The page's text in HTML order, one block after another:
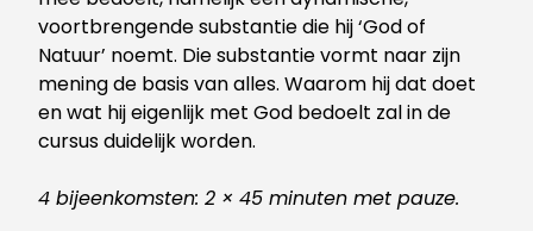
voortbrengende substantie die hij ‘God of
Natuur’ noemt. Die substantie vormt naar zijn
mening de basis van alles. Waarom hij dat doet
en wat hij eigenlijk met God bedoelt zal in de
cursus duidelijk worden.
4 bijeenkomsten: 2 × 45 minuten met pauze.